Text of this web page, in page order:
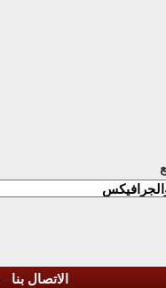
الاتصال بنا -